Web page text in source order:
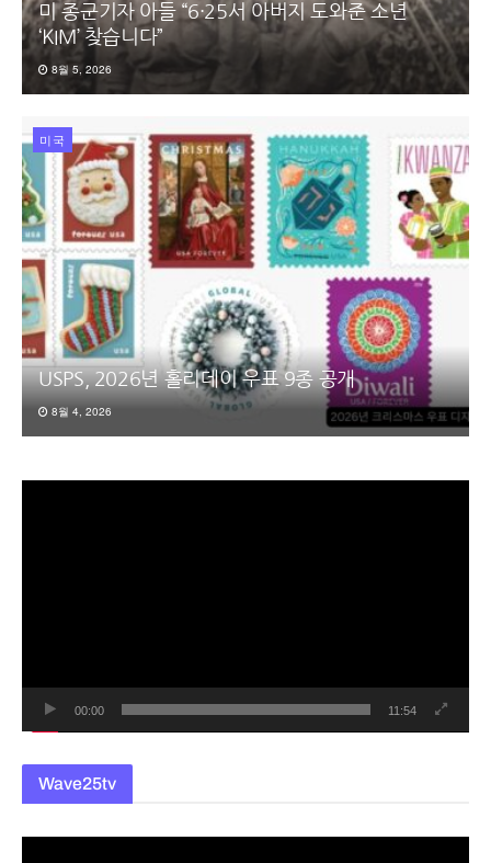
미 종군기자 아들 “6·25서 아버지 도와준 소년
‘KIM’ 찾습니다”
8월 5, 2026
미국
USPS, 2026년 홀리데이 우표 9종 공개
8월 4, 2026
00:00 11:54
Wave25tv